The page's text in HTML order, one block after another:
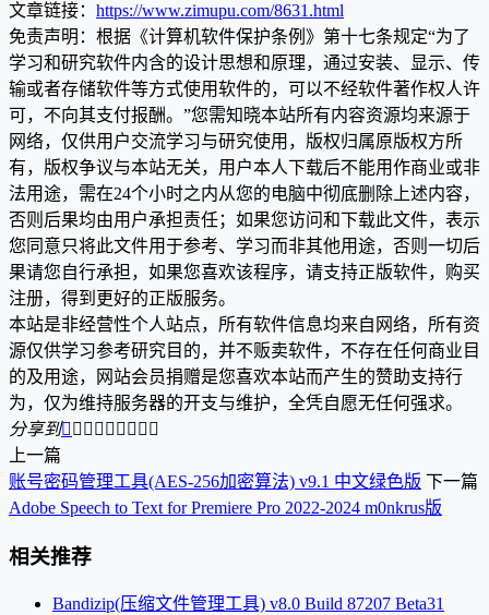
文章链接： https://www.zimupu.com/8631.html
免责声明：根据《计算机软件保护条例》第十七条规定“为了
学习和研究软件内含的设计思想和原理，通过安装、显示、传
输或者存储软件等方式使用软件的，可以不经软件著作权人许
可，不向其支付报酬。”您需知晓本站所有内容资源均来源于
网络，仅供用户交流学习与研究使用，版权归属原版权方所
有，版权争议与本站无关，用户本人下载后不能用作商业或非
法用途，需在24个小时之内从您的电脑中彻底删除上述内容，
否则后果均由用户承担责任；如果您访问和下载此文件，表示
您同意只将此文件用于参考、学习而非其他用途，否则一切后
果请您自行承担，如果您喜欢该程序，请支持正版软件，购买
注册，得到更好的正版服务。
本站是非经营性个人站点，所有软件信息均来自网络，所有资
源仅供学习参考研究目的，并不贩卖软件，不存在任何商业目
的及用途，网站会员捐赠是您喜欢本站而产生的赞助支持行
为，仅为维持服务器的开支与维护，全凭自愿无任何强求。
分享到        
上一篇
账号密码管理工具(AES-256加密算法) v9.1 中文绿色版 下一篇
Adobe Speech to Text for Premiere Pro 2022-2024 m0nkrus版
相关推荐
Bandizip(压缩文件管理工具) v8.0 Build 87207 Beta31